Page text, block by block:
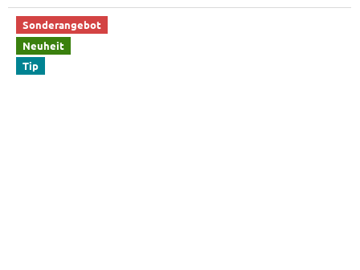
Sonderangebot
Neuheit
Tip